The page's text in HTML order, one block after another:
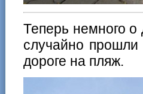
Теперь немного
случайно
дороге на пляж.